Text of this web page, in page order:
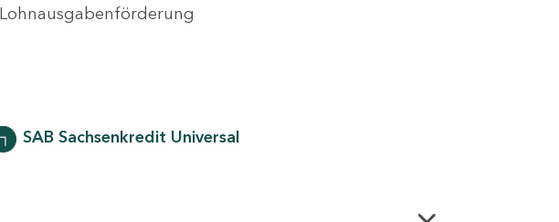
SAB Sachsenkredit Universal